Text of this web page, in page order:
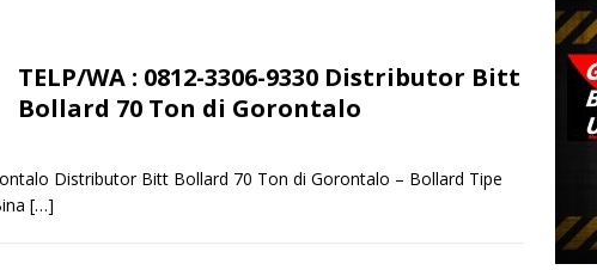
TELP/WA : 0812-3306-9330 Distributor Bitt
Bollard 70 Ton di Gorontalo
Distributor Bitt Bollard 70 Ton di Gorontalo – Bollard Tipe
[…]